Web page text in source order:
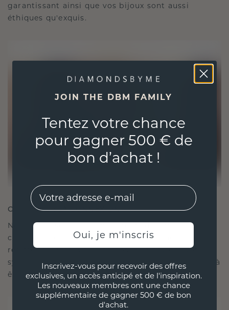
garantissant ainsi que vos bijoux sont aussi
éthiques qu'exquis.
CRÉÉ POUR LA CONNEXION
Notre philosophie en matière de design est de
créer des liens, chaque pièce étant conçue pour
résister à l'épreuve du temps. Elle devient votre
symbole d'amour et de moments chéris, destinée à
être portée et chérie pour toujours.
JOIN THE DBM FAMILY
Tentez votre chance
pour gagner 500 € de
bon d’achat !
EMail
Oui, je m'inscris
Inscrivez-vous pour recevoir des offres
exclusives, un accès anticipé et de l'inspiration.
Les nouveaux membres ont une chance
supplémentaire de gagner 500 € de bon
d'achat.